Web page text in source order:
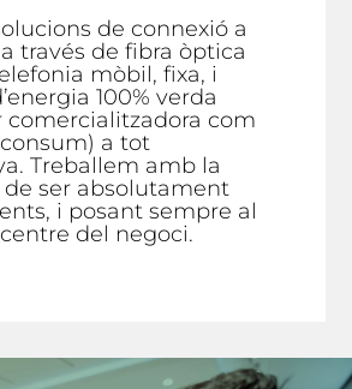
de connexió a
través de fibra òptica
mòbil, fixa, i
100% verda
comercialitzadora com
a tot
Treballem amb la
ser absolutament
i posant sempre al
del negoci.